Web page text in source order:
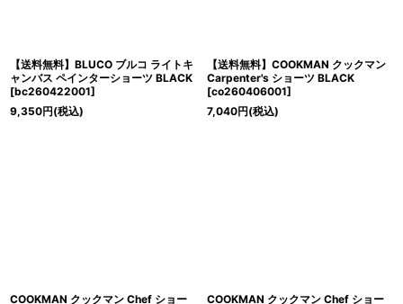
【送料無料】BLUCO ブルコ ライトキ
ャンバス ペインターショーツ BLACK
[bc260422001]
9,350円(税込)
【送料無料】COOKMAN クックマン
Carpenter's ショーツ BLACK
[co260406001]
7,040円(税込)
COOKMAN クックマン Chef ショー
COOKMAN クックマン Chef ショー